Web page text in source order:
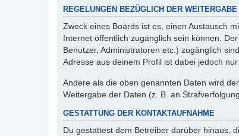
REGELUNGEN BEZÜGLICH DER WEITERGABE
Zweck eines Boards ist es, einen Austausch
Internet öffentlich zugänglich sein können.
Benutzer, Administratoren etc.) zugänglich
Adresse aus deinem Profil ist dabei jedoch
Andere als die oben genannten Daten wird
Weitergabe der Daten (z. B. an
GESTATTUNG DER KONTAKTAUFNAHME
Du gestattest dem Betreiber darüber hinaus,